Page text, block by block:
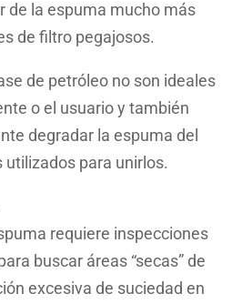
de la espuma mucho más
de filtro pegajosos.
de petróleo no son ideales
o el usuario y también
degradar la espuma del
para unirlos.
requiere inspecciones
buscar áreas “secas” de
excesiva de suciedad en